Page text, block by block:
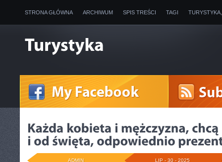
STRONA GŁÓWNA ARCHIWUM SPIS TREŚCI TAGI
LIP - 30 - 2025
ADMIN